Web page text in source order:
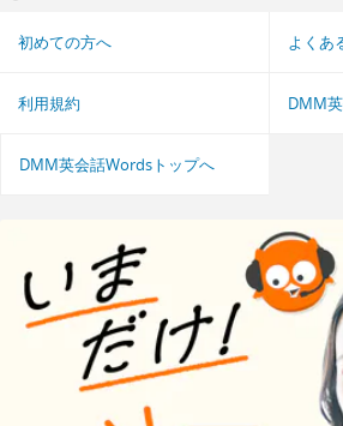
初めての方へ よくあ
利用規約 DMM
DMM英会話Wordsトップへ